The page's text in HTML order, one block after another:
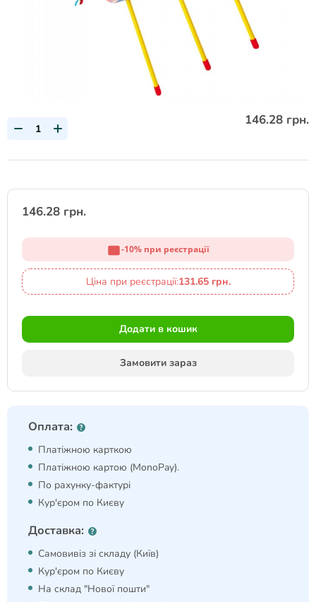
146.28 грн.
146.28 грн.
-10% при реєстрації
Ціна при реєстрації:131.65 грн.
Додати в кошик
Замовити зараз
Оплата:
Платіжною карткою
Платіжною картою (MonoPay).
По рахунку-фактурі
Кур'єром по Києву
Доставка:
Самовивіз зі складу (Київ)
Кур'єром по Києву
На склад "Нової пошти"